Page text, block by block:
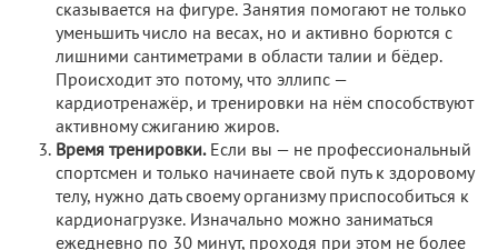
сказывается на фигуре. Занятия помогают не только
уменьшить число на весах, но и активно борются с
лишними сантиметрами в области талии и бёдер.
Происходит это потому, что эллипс —
кардиотренажёр, и тренировки на нём способствуют
активному сжиганию жиров.
Время тренировки.Если вы — не профессиональный
спортсмен и только начинаете свой путь к здоровому
телу, нужно дать своему организму приспособиться к
кардионагрузке. Изначально можно заниматься
ежедневно по 30 минут, проходя при этом не более